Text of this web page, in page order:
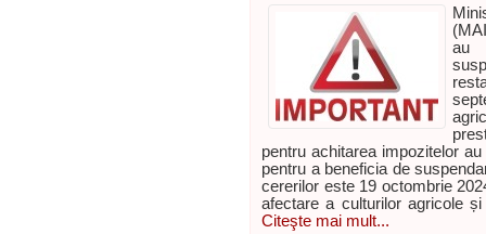
au
pentru achitarea impozitelor
pentru a beneficia de
cererilor este 19 octombrie
afectare a culturilor agricole
Citeşte mai mult...